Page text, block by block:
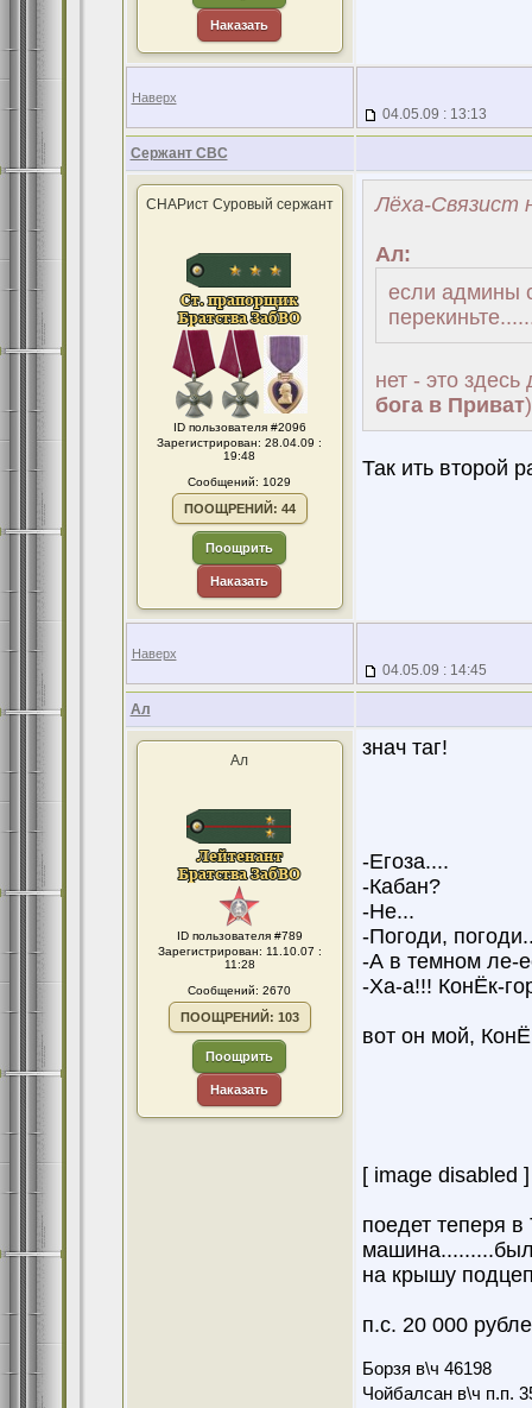
Наказать
Наверх
04.05.09 : 13:13
Сержант СВС
СНАРист Суровый сержант
ID пользователя #2096
Зарегистрирован: 28.04.09 :
19:48
Сообщений: 1029
ПООЩРЕНИЙ: 44
Поощрить
Наказать
Лёха-Связист
Ал:
если админы
нет - это
бога в Приват)
Так ить второй
Наверх
04.05.09 : 14:45
Ал
Ал
ID пользователя #789
Зарегистрирован: 11.10.07 :
11:28
Сообщений: 2670
ПООЩРЕНИЙ: 103
Поощрить
Наказать
знач таг!
-Егоза....
-Кабан?
-Не...
-Погоди,
-А в темном ле-
-Ха-а!!! КонЁк-
вот он мой,
[ image disabled ]
поедет теперя
на крышу
п.с. 20 000
Борзя в\ч 46198
Чойбалсан в\ч п.п.